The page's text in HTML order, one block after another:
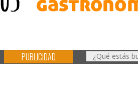
PUBLICIDAD